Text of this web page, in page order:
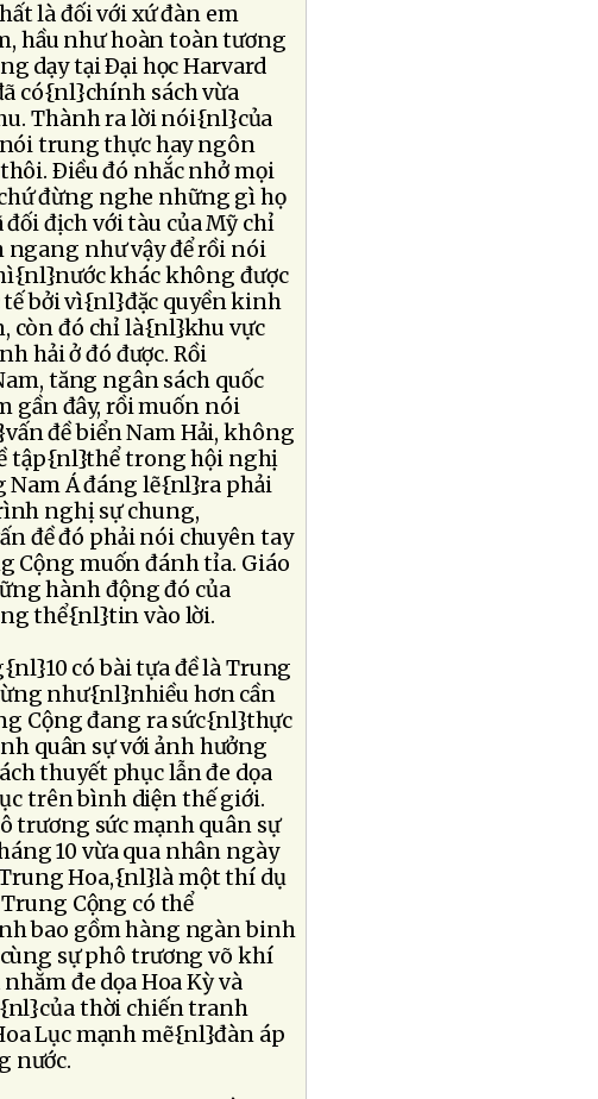
là đối với xứ đàn em
hầu như hoàn toàn tương
dạy tại Ðại học Harvard
có{nl}chính sách vừa
Thành ra lời nói{nl}của
trung thực hay ngôn
Ðiều đó nhắc nhở mọi
đừng nghe những gì họ
địch với tàu của Mỹ chỉ
như vậy để rồi nói
khác không được
tế bởi vì{nl}đặc quyền kinh
còn đó chỉ là{nl}khu vực
hải ở đó được. Rồi
tăng ngân sách quốc
đây, rồi muốn nói
đề biển Nam Hải, không
tập{nl}thể trong hội nghị
Nam Á đáng lẽ{nl}ra phải
nghị sự chung,
đề đó phải nói chuyên tay
Cộng muốn đánh tỉa. Giáo
hành động đó của
thể{nl}tin vào lời.
có bài tựa đề là Trung
như{nl}nhiều hơn cần
Cộng đang ra sức{nl}thực
quân sự với ảnh hưởng
thuyết phục lẫn đe dọa
trên bình diện thế giới.
trương sức mạnh quân sự
10 vừa qua nhân ngày
Trung Hoa,{nl}là một thí dụ
Cộng có thể
bao gồm hàng ngàn binh
sự phô trương võ khí
đe dọa Hoa Kỳ và
thời chiến tranh
Lục mạnh mẽ{nl}đàn áp
nước.